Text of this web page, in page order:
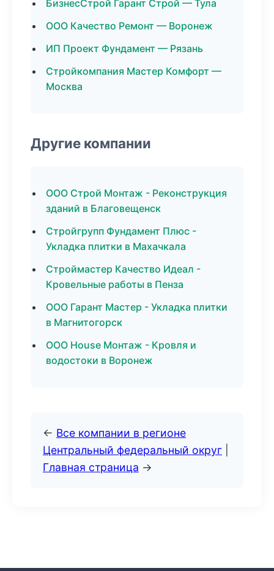
БизнесСтрой Гарант Строй — Тула
ООО Качество Ремонт — Воронеж
ИП Проект Фундамент — Рязань
Стройкомпания Мастер Комфорт —
Москва
Другие компании
ООО Строй Монтаж - Реконструкция
зданий в Благовещенск
Стройгрупп Фундамент Плюс -
Укладка плитки в Махачкала
Строймастер Качество Идеал -
Кровельные работы в Пенза
ООО Гарант Мастер - Укладка плитки
в Магнитогорск
ООО House Монтаж - Кровля и
водостоки в Воронеж
← Все компании в регионе
Центральный федеральный округ
Главная страница →